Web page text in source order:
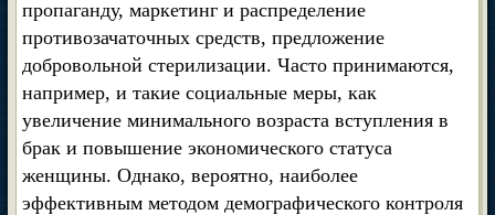
пропаганду, маркетинг и распределение
противозачаточных средств, предложение
добровольной стерилизации. Часто принимаются,
например, и такие социальные меры, как
увеличение минимального возраста вступления в
брак и повышение экономического статуса
женщины. Однако, вероятно, наиболее
эффективным методом демографического контроля